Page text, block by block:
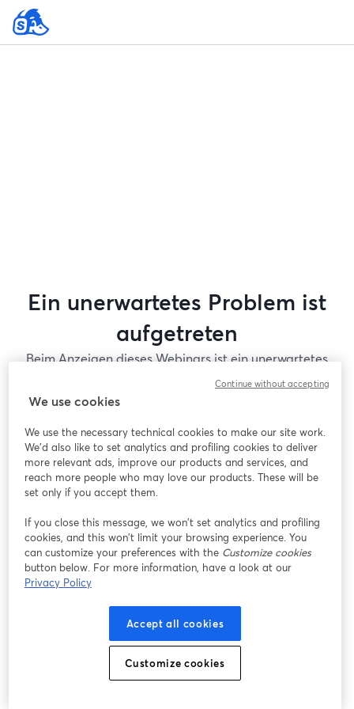
Ein unerwartetes Problem ist
aufgetreten
Beim Anzeigen dieses Webinars ist ein unerwartetes
Problem aufgetreten. Bitte versuchen Sie, die Seite
Gibt es Probleme?
wird in einem neuen Tab geöffnet
We use cookies
We use the necessary technical cookies to make our site work.
We'd also like to set analytics and profiling cookies to deliver
more relevant ads, improve our products and services, and
reach more people who may love our products. These will be
set only if you accept them.
If you close this message, we won’t set analytics and profiling
cookies, and this won’t limit your browsing experience. You
can customize your preferences with the Customize cookies
button below. For more information, have a look at our
Privacy Policy
Accept all cookies
Customize cookies
Continue without accepting